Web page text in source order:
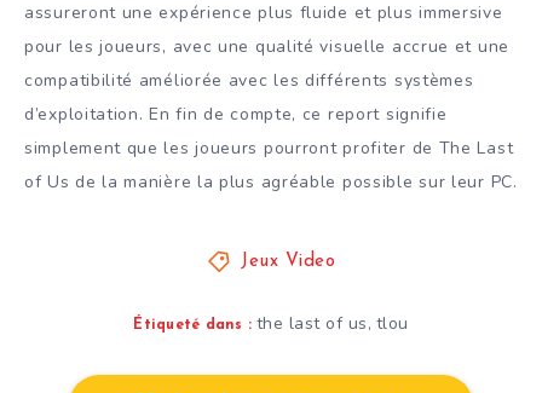
assureront une expérience plus fluide et plus immersive
pour les joueurs, avec une qualité visuelle accrue et une
compatibilité améliorée avec les différents systèmes
d’exploitation. En fin de compte, ce report signifie
simplement que les joueurs pourront profiter de The Last
of Us de la manière la plus agréable possible sur leur PC.
Jeux Video
Étiqueté dans : the last of us, tlou